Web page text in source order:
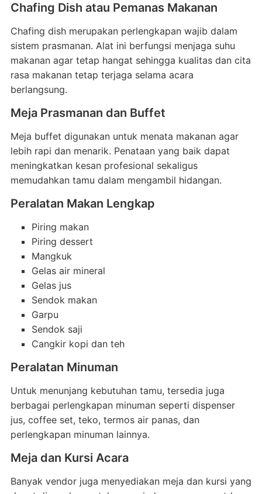
Chafing Dish atau Pemanas Makanan
Chafing dish merupakan perlengkapan wajib dalam
sistem prasmanan. Alat ini berfungsi menjaga suhu
makanan agar tetap hangat sehingga kualitas dan cita
rasa makanan tetap terjaga selama acara
berlangsung.
Meja Prasmanan dan Buffet
Meja buffet digunakan untuk menata makanan agar
lebih rapi dan menarik. Penataan yang baik dapat
meningkatkan kesan profesional sekaligus
memudahkan tamu dalam mengambil hidangan.
Peralatan Makan Lengkap
Piring makan
Piring dessert
Mangkuk
Gelas air mineral
Gelas jus
Sendok makan
Garpu
Sendok saji
Cangkir kopi dan teh
Peralatan Minuman
Untuk menunjang kebutuhan tamu, tersedia juga
berbagai perlengkapan minuman seperti dispenser
jus, coffee set, teko, termos air panas, dan
perlengkapan minuman lainnya.
Meja dan Kursi Acara
Banyak vendor juga menyediakan meja dan kursi yang